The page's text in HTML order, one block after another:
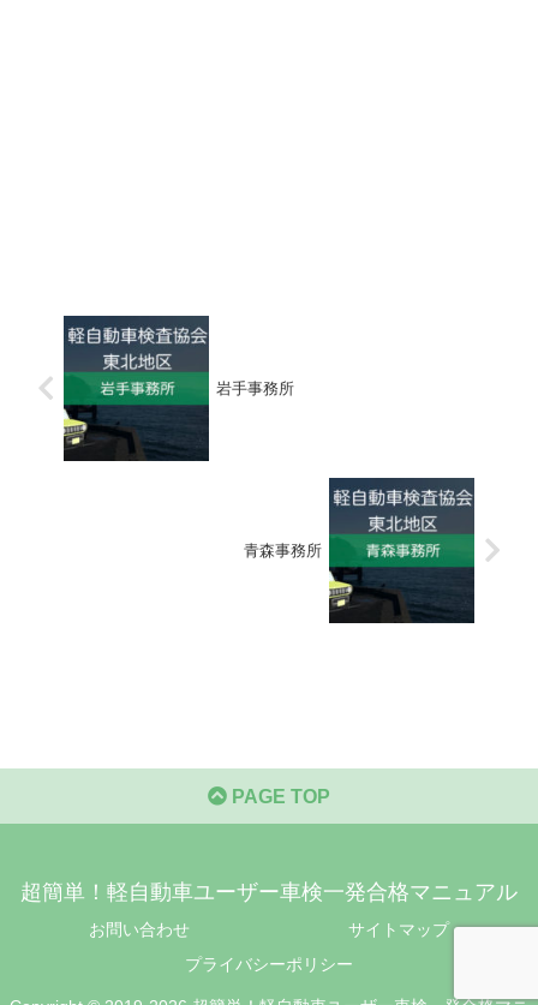
岩手事務所
青森事務所
PAGE TOP
超簡単！軽自動車ユーザー車検一発合格マニュアル
お問い合わせ
サイトマップ
プライバシーポリシー